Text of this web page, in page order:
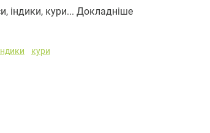
індики, кури... Докладніше
кури